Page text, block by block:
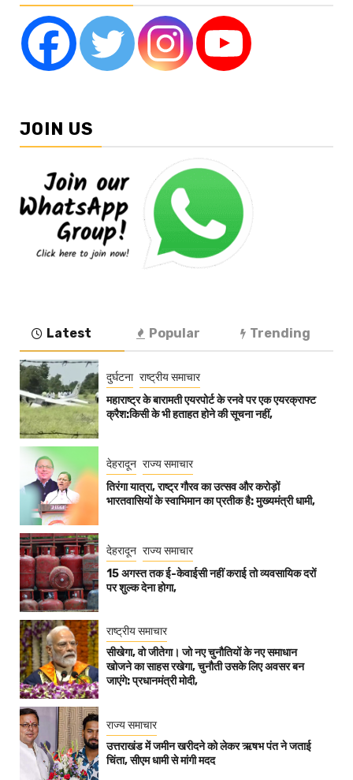
JOIN US
Latest Popular Trending
दुर्घटना राष्ट्रीय समाचार
महाराष्ट्र के बारामती एयरपोर्ट के रनवे पर एक एयरक्राफ्ट
क्रैश:किसी के भी हताहत होने की सूचना नहीं,
देहरादून राज्य समाचार
तिरंगा यात्रा, राष्ट्र गौरव का उत्सव और करोड़ों
भारतवासियों के स्वाभिमान का प्रतीक है: मुख्यमंत्री धामी,
देहरादून राज्य समाचार
15 अगस्त तक ई-केवाईसी नहीं कराई तो व्यवसायिक दरों
पर शुल्क देना होगा,
राष्ट्रीय समाचार
सीखेगा, वो जीतेगा। जो नए चुनौतियों के नए समाधान
खोजने का साहस रखेगा, चुनौती उसके लिए अवसर बन
जाएंगे: प्रधानमंत्री मोदी,
राज्य समाचार
उत्तराखंड में जमीन खरीदने को लेकर ऋषभ पंत ने जताई
चिंता, सीएम धामी से मांगी मदद